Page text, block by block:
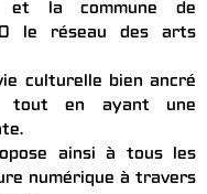
et la commune de
le réseau des arts
culturelle bien ancré
tout en ayant une
ainsi à tous les
numérique à travers